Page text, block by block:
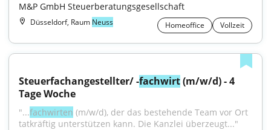
M&P GmbH Steuerberatungsgesellschaft
Düsseldorf, Raum Neuss Homeoffice Vollzeit
Steuerfachangestellter/ -fachwirt (m/w/d) - 4
Tage Woche
"...fachwirten (m/w/d), der das bestehende Team vor Ort
tatkräftig unterstützen kann. Die Kanzlei überzeugt..."